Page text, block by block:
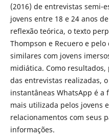
(2016) de entrevistas semi-
jovens entre 18 e 24 anos
reflexão teórica, o texto
Thompson e Recuero e
similares com jovens
midiática. Como
das entrevistas realizadas,
instantâneas WhatsApp é
mais utilizada pelos jovens
relacionamentos com seus
informações.